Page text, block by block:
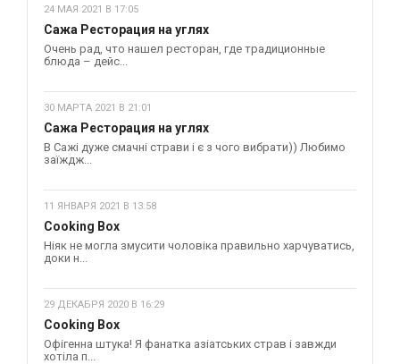
24 МАЯ 2021 В 17:05
Сажа Ресторация на углях
Очень рад, что нашел ресторан, где традиционные
блюда – дейс...
30 МАРТА 2021 В 21:01
Сажа Ресторация на углях
В Сажі дуже смачні страви і є з чого вибрати)) Любимо
заїждж...
11 ЯНВАРЯ 2021 В 13:58
Cooking Box
Ніяк не могла змусити чоловіка правильно харчуватись,
доки н...
29 ДЕКАБРЯ 2020 В 16:29
Cooking Box
Офігенна штука! Я фанатка азіатських страв і завжди
хотіла п...